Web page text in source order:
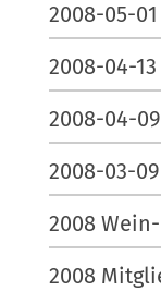
2008-05-
2008-04-
2008-04-
2008-03-
2008
2008